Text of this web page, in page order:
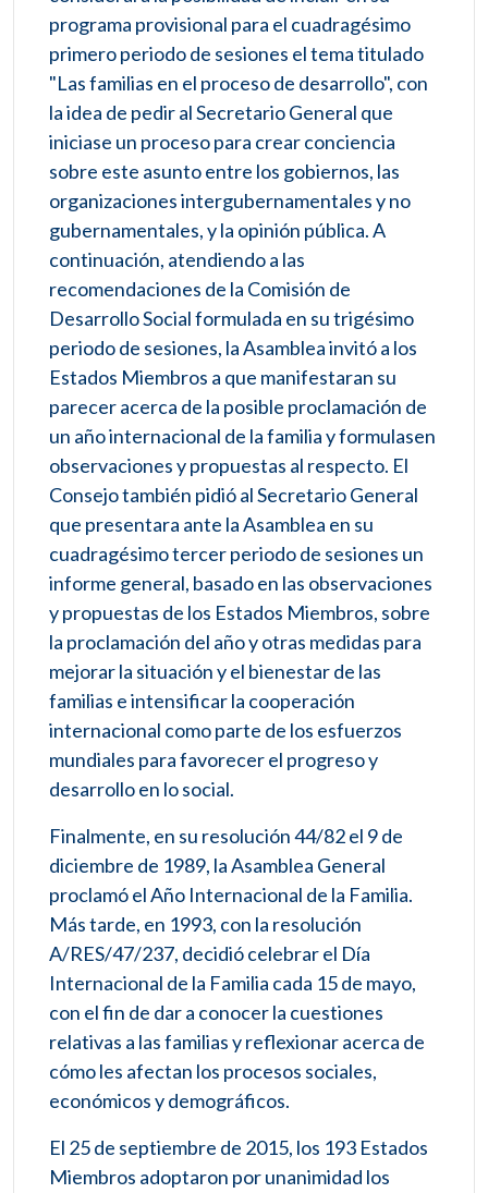
programa provisional para el cuadragésimo
primero periodo de sesiones el tema titulado
"Las familias en el proceso de desarrollo", con
la idea de pedir al Secretario General que
iniciase un proceso para crear conciencia
sobre este asunto entre los gobiernos, las
organizaciones intergubernamentales y no
gubernamentales, y la opinión pública. A
continuación, atendiendo a las
recomendaciones de la Comisión de
Desarrollo Social formulada en su trigésimo
periodo de sesiones, la Asamblea invitó a los
Estados Miembros a que manifestaran su
parecer acerca de la posible proclamación de
un año internacional de la familia y formulasen
observaciones y propuestas al respecto. El
Consejo también pidió al Secretario General
que presentara ante la Asamblea en su
cuadragésimo tercer periodo de sesiones un
informe general, basado en las observaciones
y propuestas de los Estados Miembros, sobre
la proclamación del año y otras medidas para
mejorar la situación y el bienestar de las
familias e intensificar la cooperación
internacional como parte de los esfuerzos
mundiales para favorecer el progreso y
desarrollo en lo social.
Finalmente, en su resolución 44/82 el 9 de
diciembre de 1989, la Asamblea General
proclamó el Año Internacional de la Familia.
Más tarde, en 1993, con la resolución
A/RES/47/237, decidió celebrar el Día
Internacional de la Familia cada 15 de mayo,
con el fin de dar a conocer la cuestiones
relativas a las familias y reflexionar acerca de
cómo les afectan los procesos sociales,
económicos y demográficos.
El 25 de septiembre de 2015, los 193 Estados
Miembros adoptaron por unanimidad los